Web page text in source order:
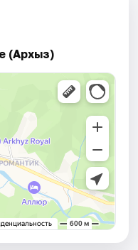
(Архыз)